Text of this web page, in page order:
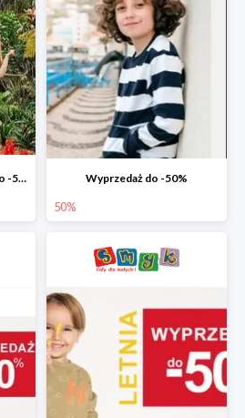
Wyprzedaż ubrań i butów do -50% Wyprzedaż do -50%
50%